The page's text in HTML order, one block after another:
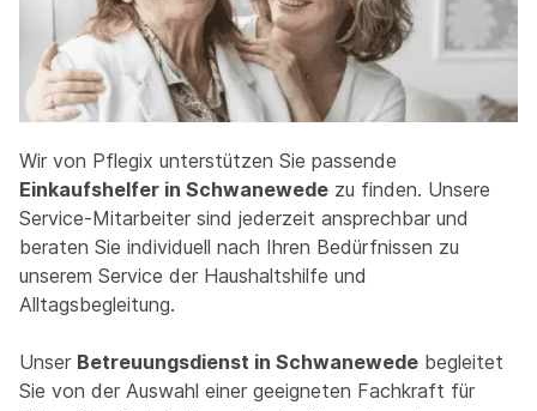
Wir von Pflegix unterstützen Sie passende
Einkaufshelfer in Schwanewede zu finden. Unsere
Service-Mitarbeiter sind jederzeit ansprechbar und
beraten Sie individuell nach Ihren Bedürfnissen zu
unserem Service der Haushaltshilfe und
Alltagsbegleitung.
Unser Betreuungsdienst in Schwanewede begleitet
Sie von der Auswahl einer geeigneten Fachkraft für